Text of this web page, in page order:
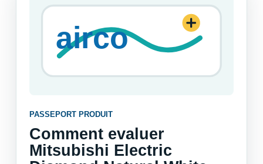
PASSEPORT PRODUIT
Comment evaluer
Mitsubishi Electric